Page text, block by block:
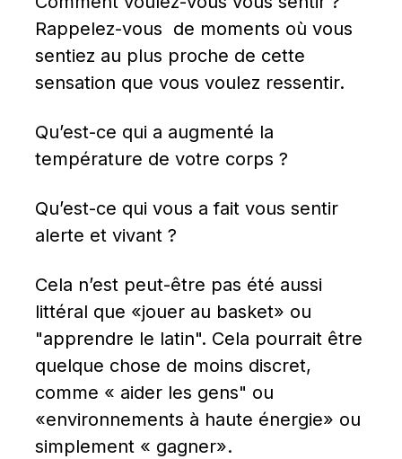
Rappelez-vous  de moments où vous
sentiez au plus proche de cette
sensation que vous voulez ressentir.
Qu’est-ce qui a augmenté la
température de votre corps ?
Qu’est-ce qui vous a fait vous sentir
alerte et vivant ?
Cela n’est peut-être pas été aussi
littéral que «jouer au basket» ou
"apprendre le latin". Cela pourrait être
quelque chose de moins discret,
comme « aider les gens" ou
«environnements à haute énergie» ou
simplement « gagner».